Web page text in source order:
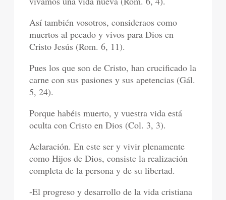
Así también vosotros, consideraos como
muertos al pecado y vivos para Dios en
Cristo Jesús (Rom. 6, 11).
Pues los que son de Cristo, han crucificado la
carne con sus pasiones y sus apetencias (Gál.
5, 24).
Porque habéis muerto, y vuestra vida está
oculta con Cristo en Dios (Col. 3, 3).
Aclaración. En este ser y vivir plenamente
como Hijos de Dios, consiste la realización
completa de la persona y de su libertad.
-El progreso y desarrollo de la vida cristiana